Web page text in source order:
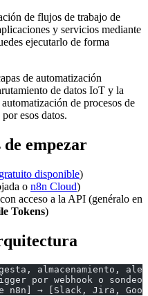
de flujos de trabajo de
y servicios mediante
ejecutarlo de forma
de automatización
de datos IoT y la
de procesos de
esos datos.
de empezar
disponible)
o n8n Cloud)
acceso a la API (genéralo en
Tokens)
almacenamiento,
por webhook o sondeo
n8n] → [Slack, Jira,